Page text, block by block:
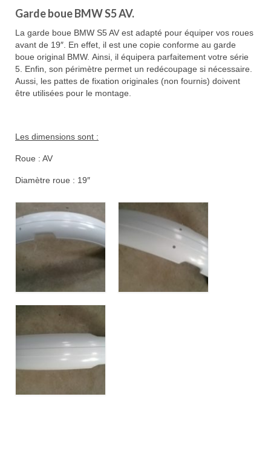
Garde boue BMW S5 AV.
La garde boue BMW S5 AV est adapté pour équiper vos roues
avant de 19″. En effet, il est une copie conforme au garde
boue original BMW. Ainsi, il équipera parfaitement votre série
5. Enfin, son périmètre permet un redécoupage si nécessaire.
Aussi, les pattes de fixation originales (non fournis) doivent
être utilisées pour le montage.
Les dimensions sont :
Roue : AV
Diamètre roue : 19″